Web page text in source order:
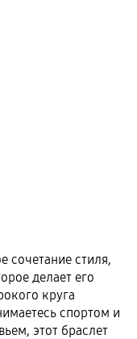
сочетание стиля,
делает его
круга
спортом и
этот браслет